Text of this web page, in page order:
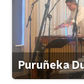
Puruñeka